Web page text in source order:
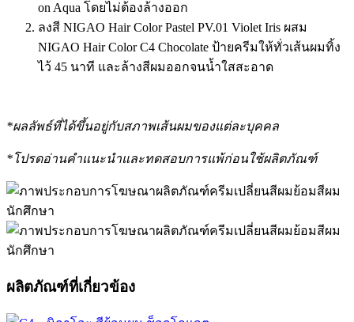
on Aqua โดยไม่ต้องล้างออก
ลงสี NIGAO Hair Color Pastel PV.01 Violet Iris ผสม
NIGAO Hair Color C4 Chocolate ป้ายครีมให้ทั่วเส้นผมทิ้ง
ไว้ 45 นาที และล้างสีผมออกจนน้ำใสสะอาด
*ผลลัพธ์ที่ได้ขึ้นอยู่กับสภาพเส้นผมของแต่ละบุคคล
*โปรดอ่านคำแนะนำและทดสอบการแพ้ก่อนใช้ผลิตภัณฑ์
ผลิตภัณฑ์ที่เกี่ยวข้อง